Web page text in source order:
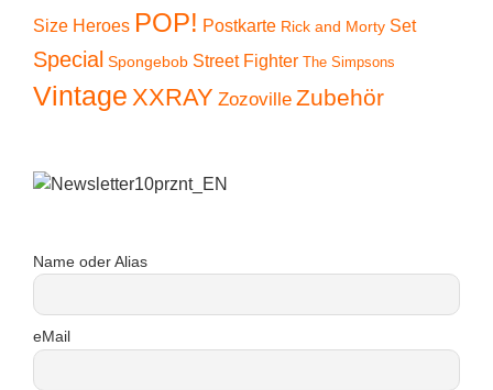
Size Heroes POP! Postkarte Rick and Morty Set
Special Spongebob Street Fighter The Simpsons
Vintage XXRAY Zozoville Zubehör
Name oder Alias
eMail